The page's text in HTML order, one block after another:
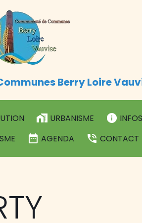
Berry Loire
URBANISME
AGENDA CONTACT